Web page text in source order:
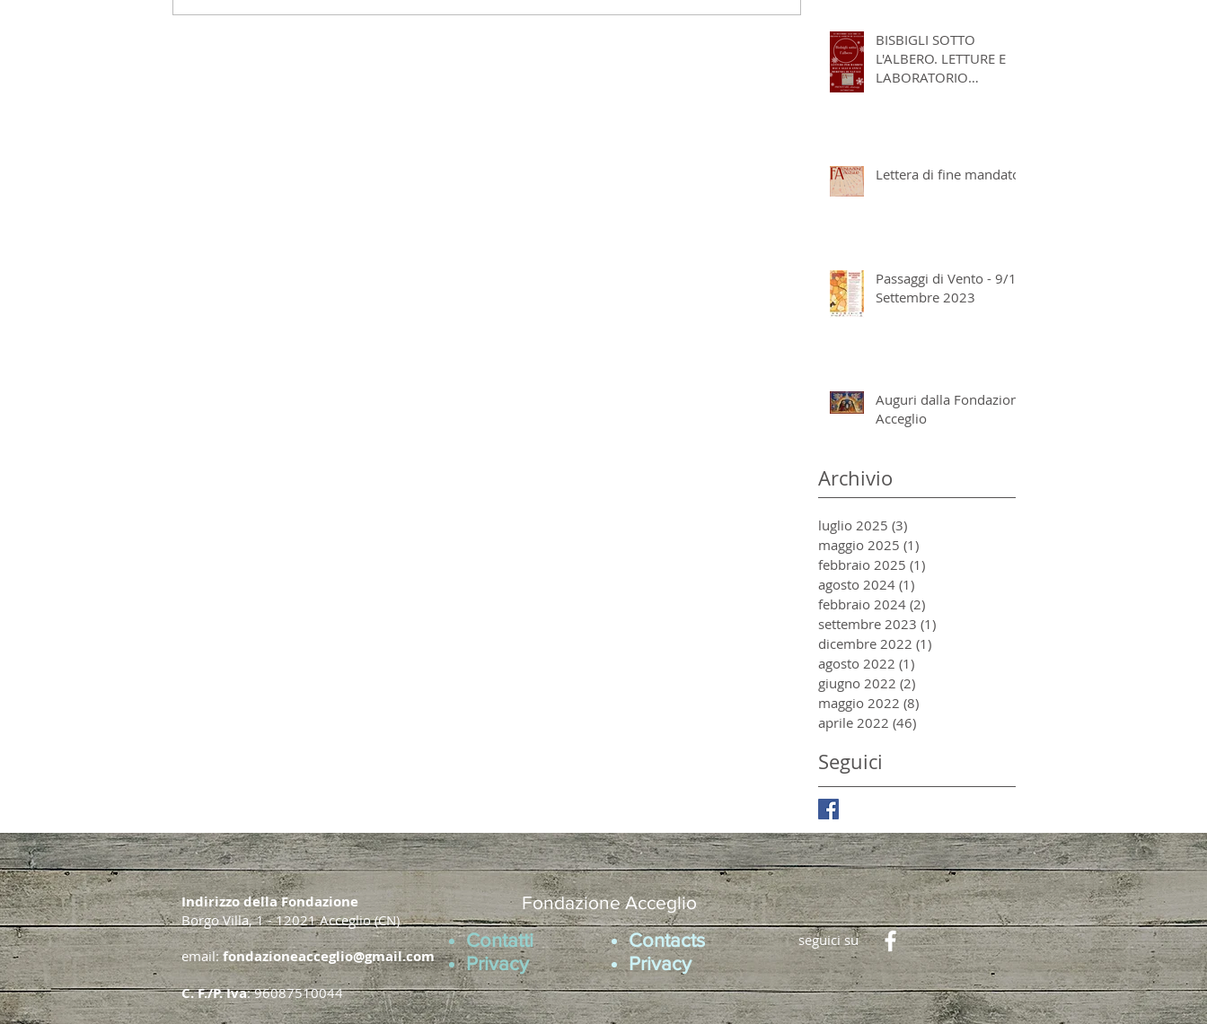
BISBIGLI SOTTO
L'ALBERO. LETTURE E
LABORATORIO
Lettera di fine mandato
Passaggi di Vento - 9/10
Settembre 2023
Auguri dalla Fondazione
Acceglio
Archivio
luglio 2025 (3)
maggio 2025 (1)
febbraio 2025 (1)
agosto 2024 (1)
febbraio 2024 (2)
settembre 2023 (1)
dicembre 2022 (1)
agosto 2022 (1)
giugno 2022 (2)
maggio 2022 (8)
aprile 2022 (46)
Seguici
Indirizzo della Fondazione
Borgo Villa, 1 - 12021 Acceglio (CN)
email:fondazioneacceglio@gmail.com
C. F./P. Iva: 96087510044
Fondazione Acceglio
Contatti
Privacy
Contacts
Privacy
seguici su